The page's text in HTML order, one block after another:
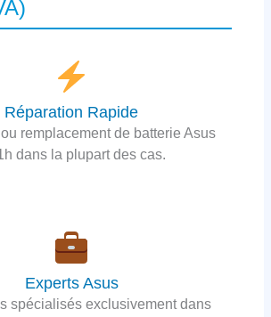
Réparation Rapide
remplacement de batterie Asus
dans la plupart des cas.
Experts Asus
spécialisés exclusivement dans